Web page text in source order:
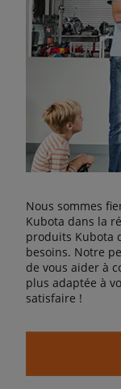
Nous sommes
Kubota dans la
produits Kubota
besoins. Notre
de vous aider à
plus adaptée à
satisfaire !